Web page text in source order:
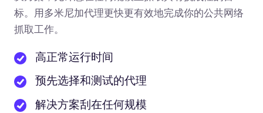
标。用多米尼加代理更快更有效地完成你的公共网络
抓取工作。
高正常运行时间
预先选择和测试的代理
解决方案刮在任何规模